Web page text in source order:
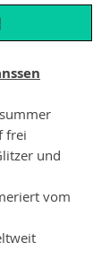
frei
und
vom